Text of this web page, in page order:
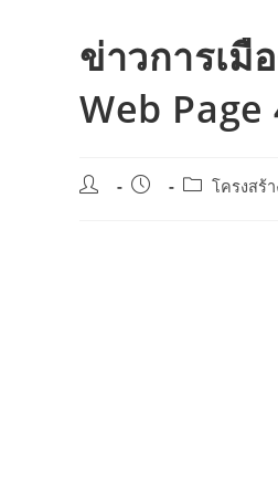
ข่าวการเมื
Web Page
Post
Post
Postโครงสร้